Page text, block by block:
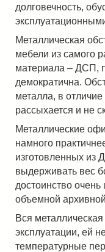
долговечность,
Металлическая
мебели из самого
материала – ДСП,
демократична.
металла, в
рассыхается и не
Металлические
намного
изготовленных из
выдерживать вес
достоинство
объемной
Вся
эксплуатации, ей
температурные